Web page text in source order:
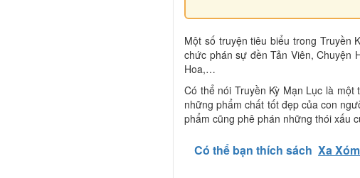
Một số truyện tiêu biểu trong Truyền
chức phán sự đền Tản Viên, Chuyện
Hoa,…
Có thể nói Truyền Kỳ Mạn Lục là
những phẩm chất tốt đẹp của con
phẩm cũng phê phán những thói xấu
Có thể bạn thích sách Xa